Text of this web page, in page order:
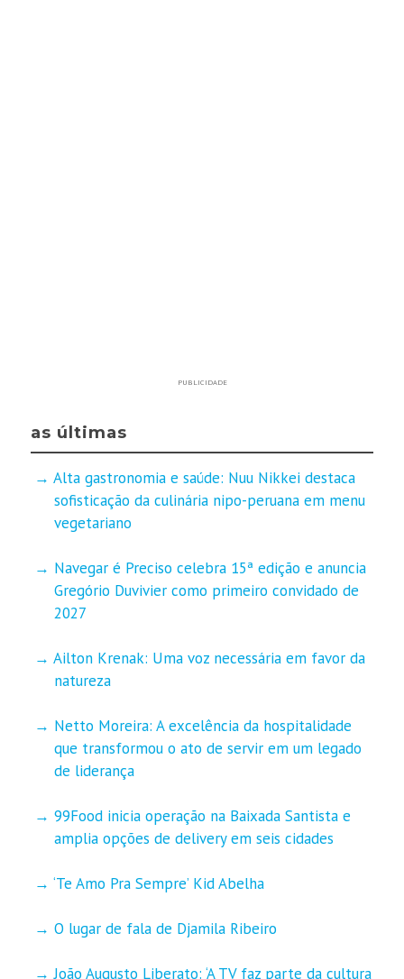
PUBLICIDADE
as últimas
Alta gastronomia e saúde: Nuu Nikkei destaca
sofisticação da culinária nipo-peruana em menu
vegetariano
Navegar é Preciso celebra 15ª edição e anuncia
Gregório Duvivier como primeiro convidado de
2027
Ailton Krenak: Uma voz necessária em favor da
natureza
Netto Moreira: A excelência da hospitalidade
que transformou o ato de servir em um legado
de liderança
99Food inicia operação na Baixada Santista e
amplia opções de delivery em seis cidades
‘Te Amo Pra Sempre’ Kid Abelha
O lugar de fala de Djamila Ribeiro
João Augusto Liberato: ‘A TV faz parte da cultura